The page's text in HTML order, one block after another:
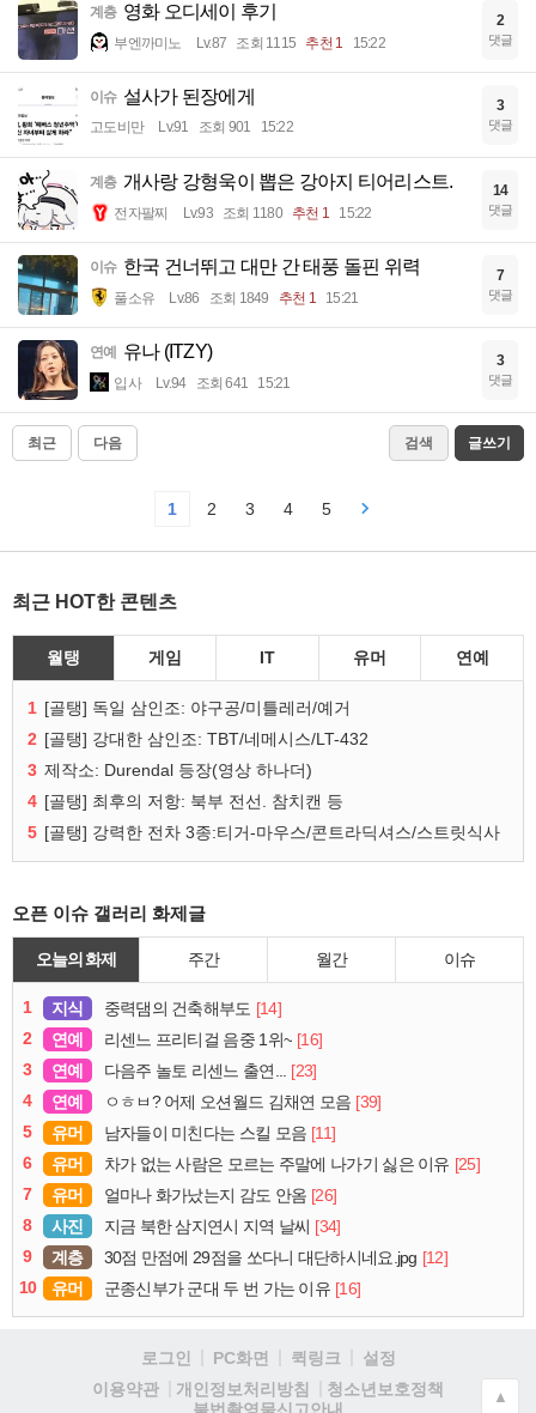
계층 영화 오디세이 후기
부엔까미노 Lv.87 조회 1115 추천 1 15:22
2
댓글
이슈 설사가 된장에게
고도비만 Lv.91 조회 901 15:22
3
댓글
계층 개사랑 강형욱이 뽑은 강아지 티어리스트.
전자팔찌 Lv.93 조회 1180 추천 1 15:22
14
댓글
이슈 한국 건너뛰고 대만 간 태풍 돌핀 위력
풀소유 Lv.86 조회 1849 추천 1 15:21
7
댓글
연예 유나 (ITZY)
입사 Lv.94 조회 641 15:21
3
댓글
최근 다음 검색 글쓰기
1 2 3 4 5
최근 HOT한 콘텐츠
월탱 게임 IT 유머 연예
1 [골탱] 독일 삼인조: 야구공/미틀레러/예거
2 [골탱] 강대한 삼인조: TBT/네메시스/LT-432
3 제작소: Durendal 등장(영상 하나더)
4 [골탱] 최후의 저항: 북부 전선. 참치캔 등
5 [골탱] 강력한 전차 3종:티거-마우스/콘트라딕셔스/스트릿식사
오픈 이슈 갤러리 화제글
오늘의 화제 주간 월간 이슈
1 지식 중력댐의 건축해부도 [14]
2
연예 리센느 프리티걸 음중 1위~ [16]
3
연예 다음주 놀토 리센느 출연... [23]
4
연예 ㅇㅎㅂ? 어제 오션월드 김채연 모음 [39]
5
유머 남자들이 미친다는 스킬 모음 [11]
6
유머 차가 없는 사람은 모르는 주말에 나가기 싫은 이유 [25]
7
유머 얼마나 화가났는지 감도 안옴 [26]
8
사진 지금 북한 삼지연시 지역 날씨 [34]
9
계층 30점 만점에 29점을 쏘다니 대단하시네요.jpg [12]
10
유머 군종신부가 군대 두 번 가는 이유 [16]
로그인 PC화면 퀵링크
설정
이용약관
개인정보처리방침
청소년보호정책
▲